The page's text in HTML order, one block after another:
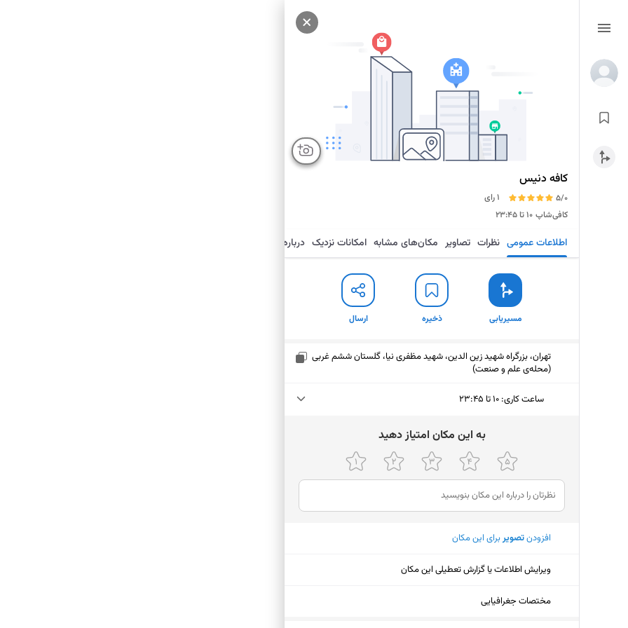
کافه دنیس
5/0
1 رای
کافی‌شاپ ۱۰ تا ۲۳:۴۵
اطلاعات عمومی نظرات تصاویر مکان‌های مشابه امکانات نزدیک درباره
مسیریابی ذخیره ارسال
تهران، بزرگراه شهید زین الدین، شهید مظفری نیا، گلستان ششم غربی
(محله‌ی علم و صنعت)
ساعت کاری: ۱۰ تا ۲۳:۴۵
شنبه
۱۰ تا ۲۳:۴۵
یکشنبه
۱۰ تا ۲۳:۴۵
دوشنبه
سه‌شنبه
چهارشنبه
ﺑﻪ اﯾﻦ ﻣﮑﺎن اﻣﺘﯿﺎز دﻫﯿﺪ
افزودنتصویربرای این مکان
ویرایش اطلاعات یا گزارش تعطیلی این مکان
مختصات جغرافیایی